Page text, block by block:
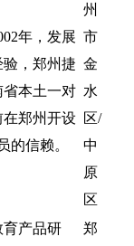
年，发展
，郑州捷
本土一对
郑州开设
的信赖。
州
市
金
水
区/
中
原
区
育产品研
郑